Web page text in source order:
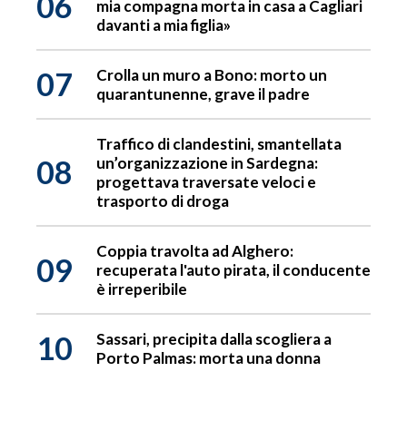
mia compagna morta in casa a Cagliari
davanti a mia figlia»
07
Crolla un muro a Bono: morto un
quarantunenne, grave il padre
08
Traffico di clandestini, smantellata
un’organizzazione in Sardegna:
progettava traversate veloci e
trasporto di droga
09
Coppia travolta ad Alghero:
recuperata l'auto pirata, il conducente
è irreperibile
10
Sassari, precipita dalla scogliera a
Porto Palmas: morta una donna